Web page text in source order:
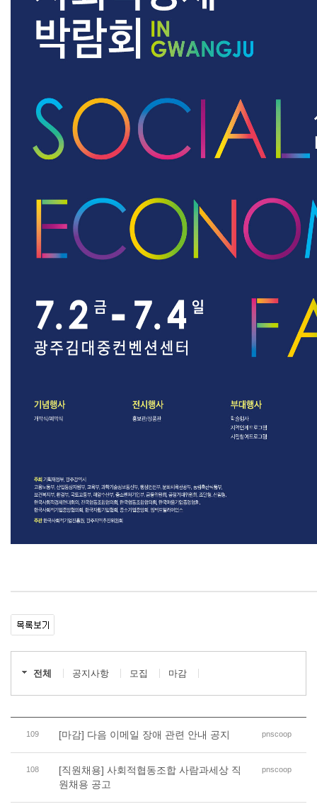
전체 공지사항 모집 마감
109 [마감] 다음 이메일 장애 관련 안내 공지 pnscoop
108
[직원채용] 사회적협동조합 사람과세상 직
원채용 공고
pnscoop